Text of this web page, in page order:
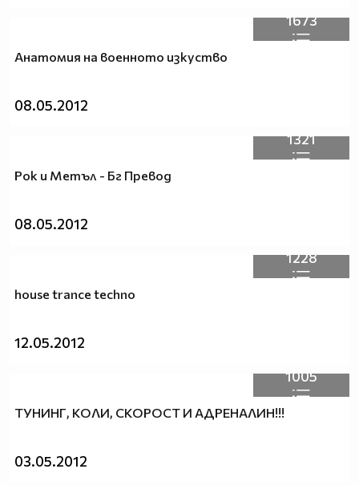
1673
Анатомия на военното изкуство
08.05.2012
1321
Рок и Метъл - Бг Превод
08.05.2012
1228
house trance techno
12.05.2012
1005
ТУНИНГ, КОЛИ, СКОРОСТ И АДРЕНАЛИН!!!
03.05.2012